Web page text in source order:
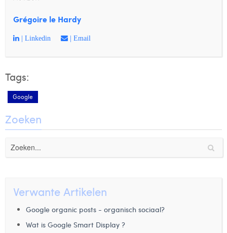
Grégoire le Hardy
| Linkedin | Email
Tags:
Google
Zoeken
Verwante Artikelen
Google organic posts - organisch sociaal?
Wat is Google Smart Display ?